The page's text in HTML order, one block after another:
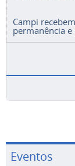
Campi
permanência
Eventos